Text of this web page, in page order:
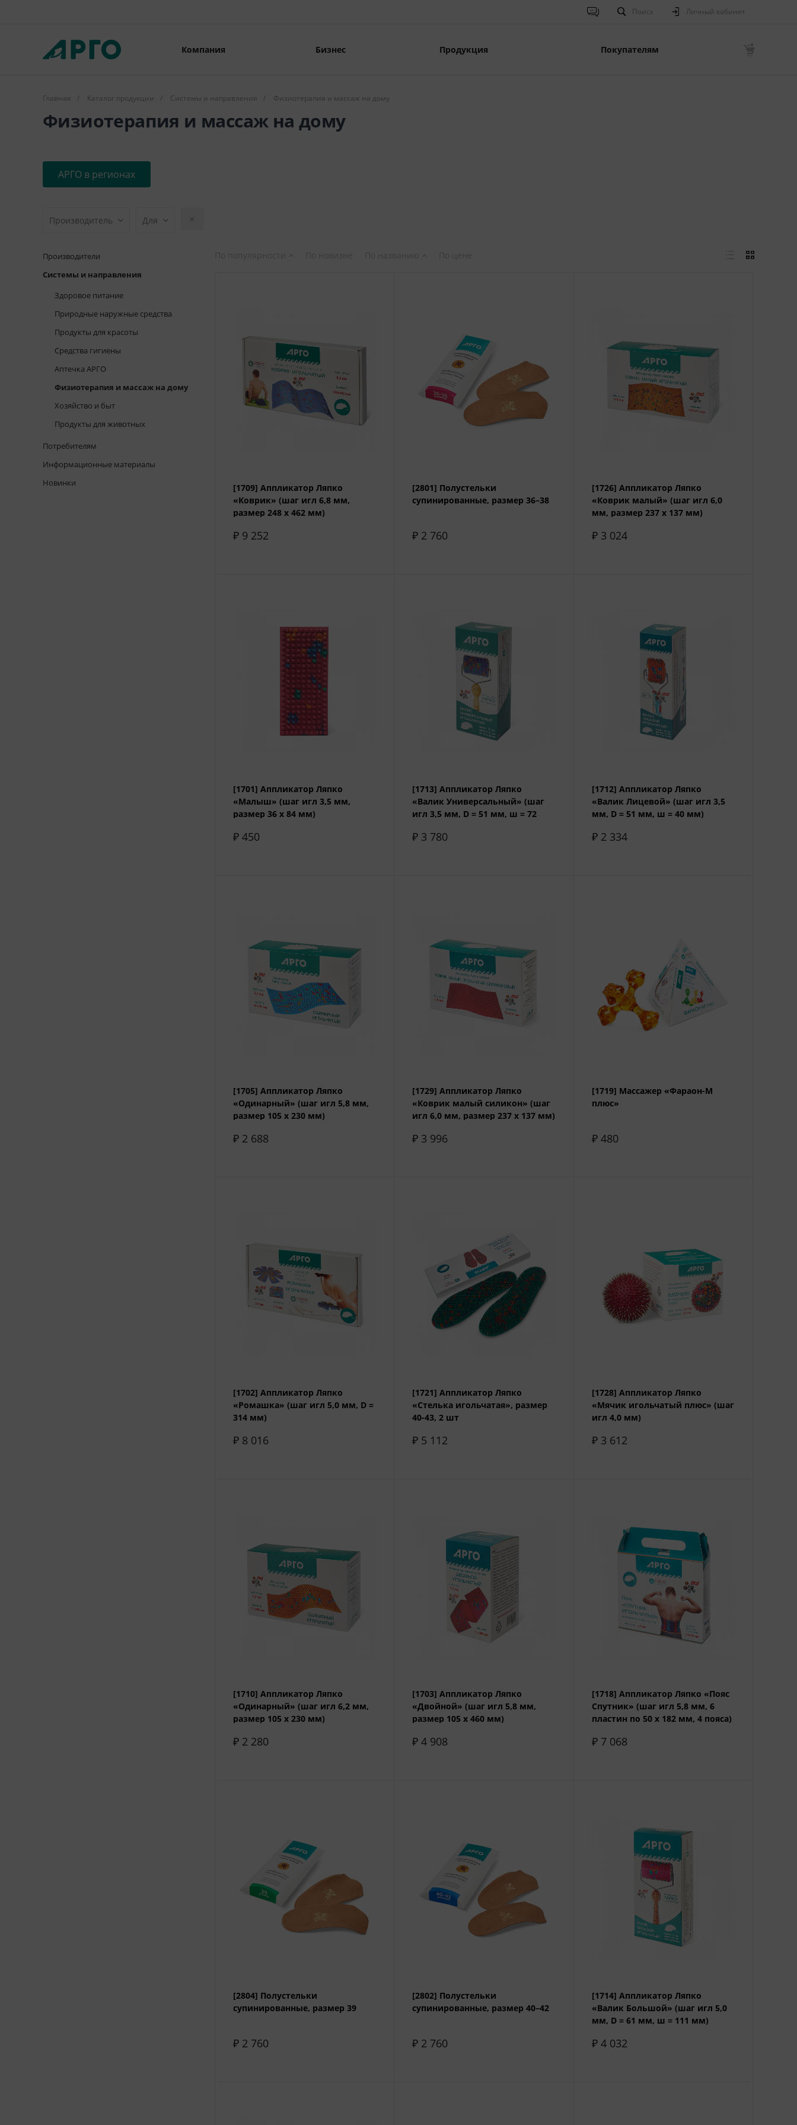
Поиск Личный кабинет
Компания Бизнес Продукция Покупателям
Главная / Каталог продукции / Системы и направления / Физиотерапия и массаж на дому
Физиотерапия и массаж на дому
АРГО в регионах
Производитель Для
Производители
Системы и направления
Здоровое питание
Природные наружные средства
Продукты для красоты
Средства гигиены
Аптечка АРГО
Физиотерапия и массаж на дому
Хозяйство и быт
Продукты для животных
Потребителям
Информационные материалы
Новинки
[1709] Аппликатор Ляпко
«Коврик» (шаг игл 6,8 мм,
размер 248 х 462 мм)
₽ 9 252
[2801] Полустельки
супинированные, размер 36–38
₽ 2 760
[1726] Аппликатор Ляпко
«Коврик малый» (шаг игл 6,0
мм, размер 237 х 137 мм)
₽ 3 024
[1701] Аппликатор Ляпко
«Малыш» (шаг игл 3,5 мм,
размер 36 х 84 мм)
₽ 450
[1713] Аппликатор Ляпко
«Валик Универсальный» (шаг
игл 3,5 мм, D = 51 мм, ш = 72
₽ 3 780
[1712] Аппликатор Ляпко
«Валик Лицевой» (шаг игл 3,5
мм, D = 51 мм, ш = 40 мм)
₽ 2 334
[1705] Аппликатор Ляпко
«Одинарный» (шаг игл 5,8 мм,
размер 105 х 230 мм)
₽ 2 688
[1729] Аппликатор Ляпко
«Коврик малый силикон» (шаг
игл 6,0 мм, размер 237 х 137 мм)
₽ 3 996
[1719] Массажер «Фараон-М
плюс»
₽ 480
[1702] Аппликатор Ляпко
«Ромашка» (шаг игл 5,0 мм, D =
314 мм)
₽ 8 016
[1721] Аппликатор Ляпко
«Стелька игольчатая», размер
40-43, 2 шт
₽ 5 112
[1728] Аппликатор Ляпко
«Мячик игольчатый плюс» (шаг
игл 4,0 мм)
₽ 3 612
[1710] Аппликатор Ляпко
«Одинарный» (шаг игл 6,2 мм,
размер 105 х 230 мм)
₽ 2 280
[1703] Аппликатор Ляпко
«Двойной» (шаг игл 5,8 мм,
размер 105 х 460 мм)
₽ 4 908
[1718] Аппликатор Ляпко «Пояс
Спутник» (шаг игл 5,8 мм, 6
пластин по 50 х 182 мм, 4 пояса)
₽ 7 068
[2804] Полустельки
супинированные, размер 39
₽ 2 760
[2802] Полустельки
супинированные, размер 40–42
₽ 2 760
[1714] Аппликатор Ляпко
«Валик Большой» (шаг игл 5,0
мм, D = 61 мм, ш = 111 мм)
₽ 4 032